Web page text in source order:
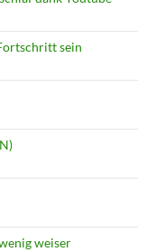
sein
weiser